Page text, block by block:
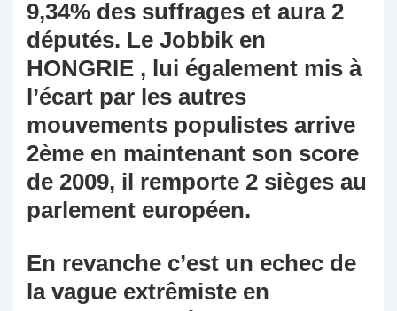
9,34% des suffrages et aura 2
députés. Le Jobbik en
HONGRIE , lui également mis à
l’écart par les autres
mouvements populistes arrive
2ème en maintenant son score
de 2009, il remporte 2 sièges au
parlement européen.
En revanche c’est un echec de
la vague extrêmiste en